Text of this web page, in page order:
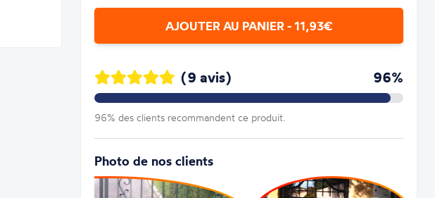
AJOUTER AU PANIER - 11,93€
(9 avis) 96%
96% des clients recommandent ce produit.
Photo de nos clients